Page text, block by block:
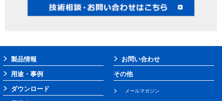
製品情報
用途・事例
ダウンロード
お問い合わせ
その他
メールマガジン